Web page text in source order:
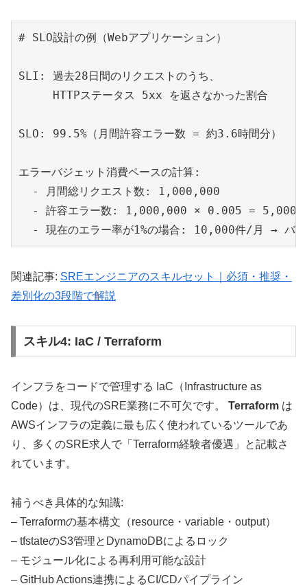
# SLO設計の例（Webアプリケーション）
SLI: 過去28日間のリクエストのうち、
     HTTPステータス 5xx を返さなかった割合
SLO: 99.5%（月間許容エラー数 = 約3.6時間分）
エラーバジェット消費ペースの計算:
  - 月間総リクエスト数: 1,000,000
  - 許容エラー数: 1,000,000 × 0.005 = 5,000件
関連記事: SREエンジニアのスキルセット｜必須・推奨・
差別化の3段階で解説
スキル4: IaC / Terraform
インフラをコードで管理する IaC（Infrastructure as
Code）は、現代のSRE業務に不可欠です。 Terraform は
AWSインフラの定義に最も広く使われているツールであ
り、多くのSRE求人で「Terraform経験者優遇」と記載さ
れています。
補うべき具体的な知識:
– Terraformの基本構文（resource・variable・output）
– tfstateのS3管理とDynamoDBによるロック
– モジュール化による再利用可能な設計
– GitHub Actions連携によるCI/CDパイプライン